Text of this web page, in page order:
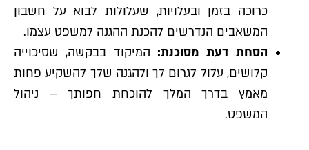
כרוכה בזמן ובעלויות, שעלולות לבוא על חשבון
המשאבים הנדרשים להכנת ההגנה למשפט עצמו.
הסחת דעת מסוכנת: המיקוד בבקשה, שסיכוייה
קלושים, עלול לגרום לך ולהגנה שלך להשקיע פחות
מאמץ בדרך המלך להוכחת חפותך – ניהול
המשפט.